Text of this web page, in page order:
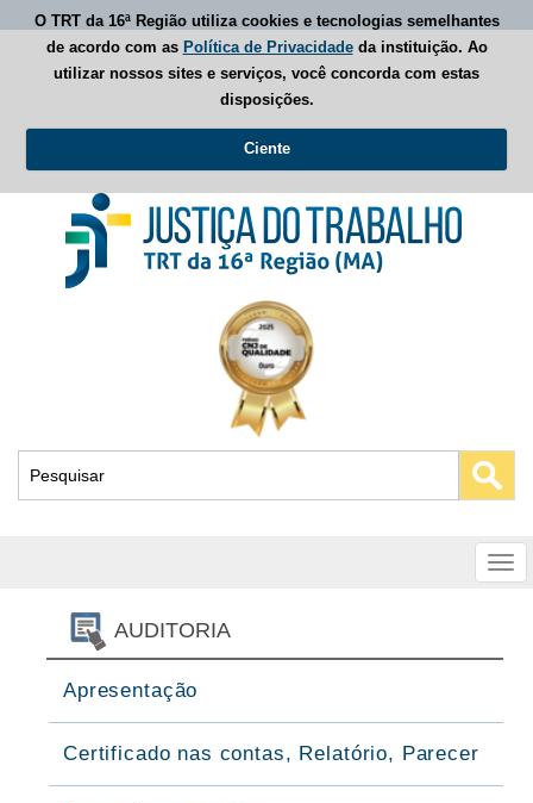
O TRT da 16ª Região utiliza cookies e tecnologias semelhantes
de acordo com as Política de Privacidadeda instituição. Ao
utilizar nossos sites e serviços, você concorda com estas
disposições.
Ciente
AUDITORIA
Apresentação
Certificado nas contas, Relatório, Parecer